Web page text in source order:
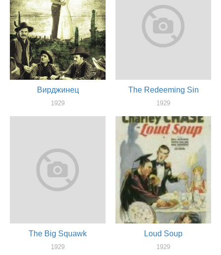
Вирджинец
1929
The Redeeming Sin
1929
The Big Squawk
1929
Loud Soup
1929